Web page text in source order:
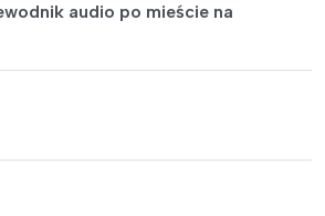
audio po mieście na